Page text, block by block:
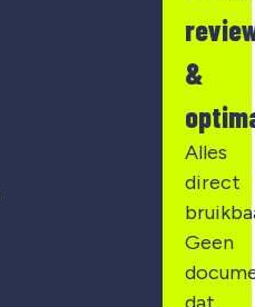
&
Alles
direct
Geen